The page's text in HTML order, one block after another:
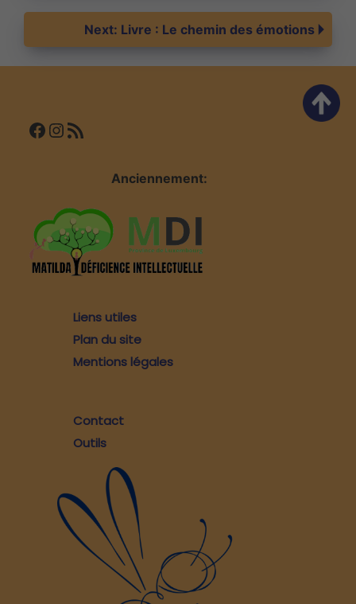
de
l’article
Next: Livre : Le chemin des émotions
Facebook InstagramFlux RSS
Anciennement:
Liens utiles
Plan du site
Mentions légales
Contact
Outils